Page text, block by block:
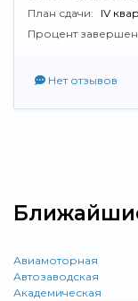
План сдачи:
IV
Процент
Нет отзывов
Авиамоторная
Автозаводская
Академическая